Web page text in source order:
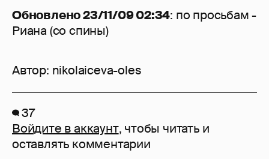
Обновлено 23/11/09 02:34: по просьбам -
Риана (со спины)
Автор: nikolaiceva-oles
37
Войдите в аккаунт, чтобы читать и
оставлять комментарии